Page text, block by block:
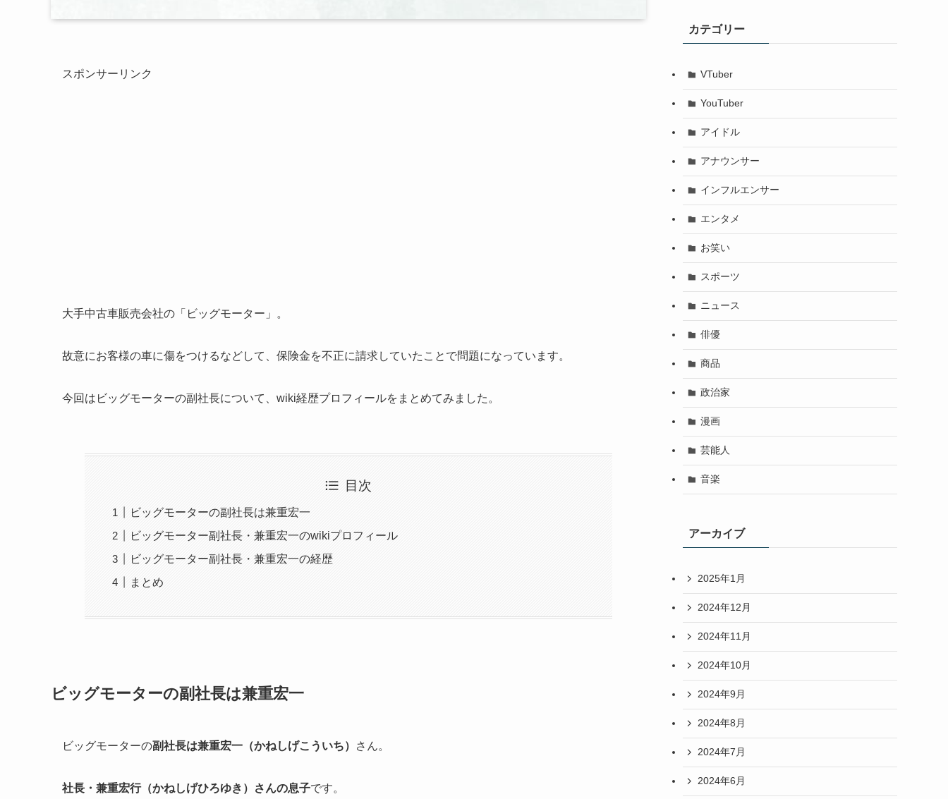
スポンサーリンク
大手中古車販売会社の「ビッグモーター」。
故意にお客様の車に傷をつけるなどして、保険金を不正に請求していたことで問題になっています。
今回はビッグモーターの副社長について、wiki経歴プロフィールをまとめてみました。
目次
ビッグモーターの副社長は兼重宏一
ビッグモーター副社長・兼重宏一のwikiプロフィール
ビッグモーター副社長・兼重宏一の経歴
まとめ
ビッグモーターの副社長は兼重宏一
ビッグモーターの副社長は兼重宏一（かねしげこういち） さん。
社長・兼重宏行（かねしげひろゆき）さんの息子です。
カテゴリー
VTuber
YouTuber
アイドル
アナウンサー
インフルエンサー
エンタメ
お笑い
スポーツ
ニュース
俳優
商品
政治家
漫画
芸能人
音楽
アーカイブ
2025年1月
2024年12月
2024年11月
2024年10月
2024年9月
2024年8月
2024年7月
2024年6月